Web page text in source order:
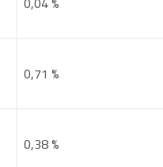
0,71 %
0,38 %